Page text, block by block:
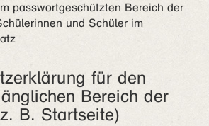
passwortgeschützten Bereich der
und Schüler im
für den
Bereich der
B. Startseite)